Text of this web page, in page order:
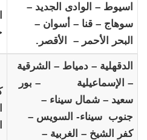
اسيوط – الوادى الجديد –
سوهاج – قنا – أسوان –
البحر الأحمر – الأقصر.
الدقهلية – دمياط – الشرقية
– الإسماعيلية – بور
سعيد – شمال سيناء –
جنوب سيناء- السويس –
كفر الشيخ – الغربية –